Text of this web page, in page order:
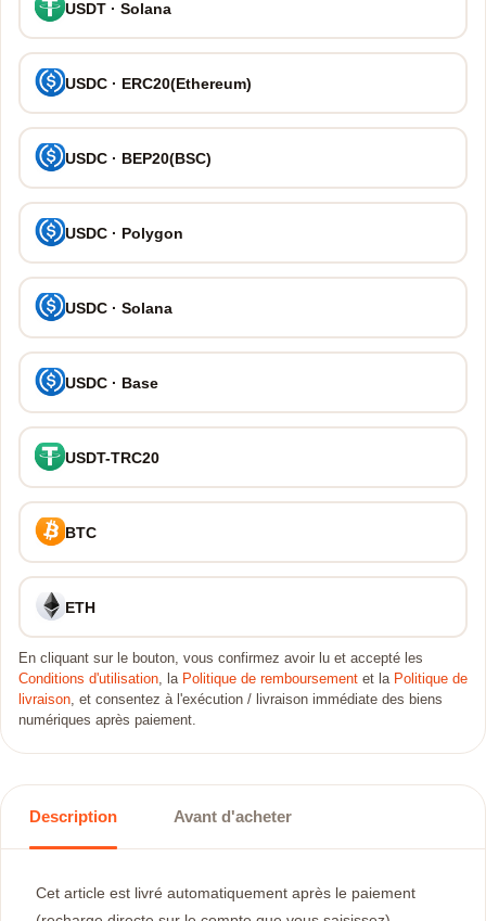
USDT · Solana
USDC · ERC20(Ethereum)
USDC · BEP20(BSC)
USDC · Polygon
USDC · Solana
USDC · Base
USDT-TRC20
BTC
ETH
En cliquant sur le bouton, vous confirmez avoir lu et accepté les
Conditions d'utilisation, la Politique de remboursement et la Politique de
livraison, et consentez à l'exécution / livraison immédiate des biens
numériques après paiement.
Description Avant d'acheter
Cet article est livré automatiquement après le paiement